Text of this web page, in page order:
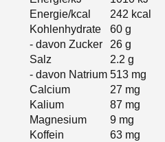
Energie/kcal
242 kcal
Kohlenhydrate
60 g
- davon Zucker
26 g
Salz
2.2 g
- davon Natrium 513 mg
Calcium
27 mg
Kalium
87 mg
Magnesium
9 mg
Koffein
63 mg